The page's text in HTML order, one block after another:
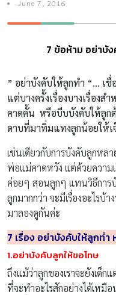
June 7, 2016
7 ข้อห้าม อย่าบั
” อย่าบังคับให้ลูกทำ “… เ
แต่บางครั้งเรื่องบางเรื่องส
คาดคั้น หรือบีบบังคับให้ลูก
ดาบที่มาทิ่มแทงลูกน้อยให้
เช่นเดียวกับการบังคับลูกหล
พ่อแม่คาดหวัง แต่ด้วยความ
ค่อยๆ สอนลูกๆ แทนวิธีการ
ลูกมากกว่า จะมีเรื่องอะไรบ้
มาลองดูกันค่ะ
7 เรื่อง อย่าบังคับให้ลูกทำ
1.อย่าบังคับลูกให้ขอโทษ
ถึงแม้ว่าลูกของเราจะยังเด็
ที่จะทำอะไรสักอย่างได้เห